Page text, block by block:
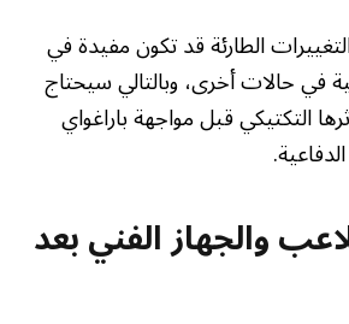
الطارئة قد تكون مفيدة في
في حالات أخرى، وبالتالي سيحتاج
التكتيكي قبل مواجهة باراغواي
والجهاز الفني بعد